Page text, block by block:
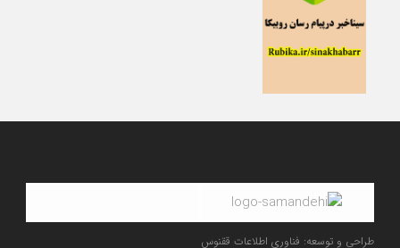
طراحی و توسعه: فناوری اطلاعات ققنوس